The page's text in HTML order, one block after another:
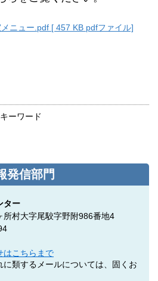
ニュー.pdf [ 457 KB pdfファイル]
ーワード
発信部門
ター
所村大字尾駮字野附986番地4
はこちらまで
類するメールについては、固くお